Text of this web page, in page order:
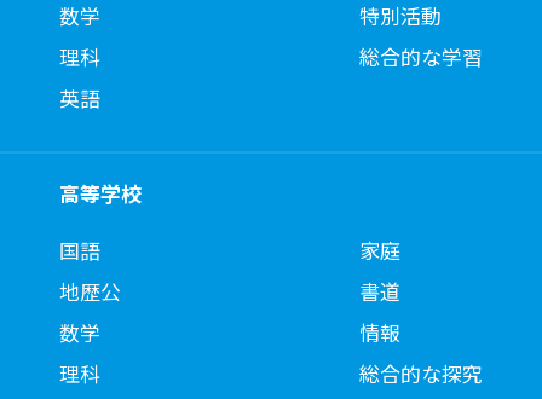
数学
理科
英語
特別活動
総合的な学習
高等学校
国語
地歴公
数学
理科
家庭
書道
情報
総合的な探究